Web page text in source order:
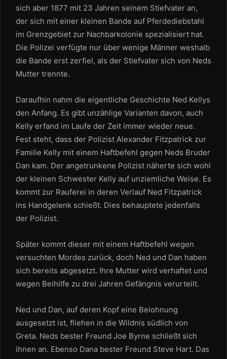
sich aber 1877 mit 23 Jahren seinem Stiefvater an,
der sich mit einer kleinen Bande auf Pferdediebstahl
im Grenzgebiet zur Nachbarkolonie spezialisiert hat.
Die Polizei verfügte nur über wenige Männer weshalb
die Bande erst zerfiel, als der Stiefvater sich von Neds
Mutter trennte.
Daraufhin nahm die eigentliche Geschichte Ned Kellys
den Anfang. Es gibt unzählige Varianten davon, auch
Kelly erfand im Laufe der Zeit immer wieder neue.
Fest steht, dass der Polizist Alexander Fitzpatrick zur
Familie Kelly mit einem Haftbefehl gegen Neds Bruder
Dan kam. Der angetrunkene Polizist näherte sich wohl
der kleinen Schwester Kelly auf unziemliche Weise. Es
kommt zur Rauferei in deren Verlauf Ned Fitzpatrick
ins Handgelenk schießt. Dies behauptete jedenfalls
der Polizist.
Später kommt dieser mit einem Haftbefehl wegen
versuchten Mordes zurück, doch Ned und Dan haben
sich bereits abgesetzt. Ihre Mutter wird verhaftet und
wegen Beihilfe zu drei Jahren Gefängnis verurteilt.
Ned und Dan, auf deren Kopf eine Belohnung
ausgesetzt ist, fliehen in die Wildnis südlich von
Greta. Neds bester Freund Joe Byrne schließt sich
ihnen an. Ebenso Dana bester Freund Steve Hart. Das